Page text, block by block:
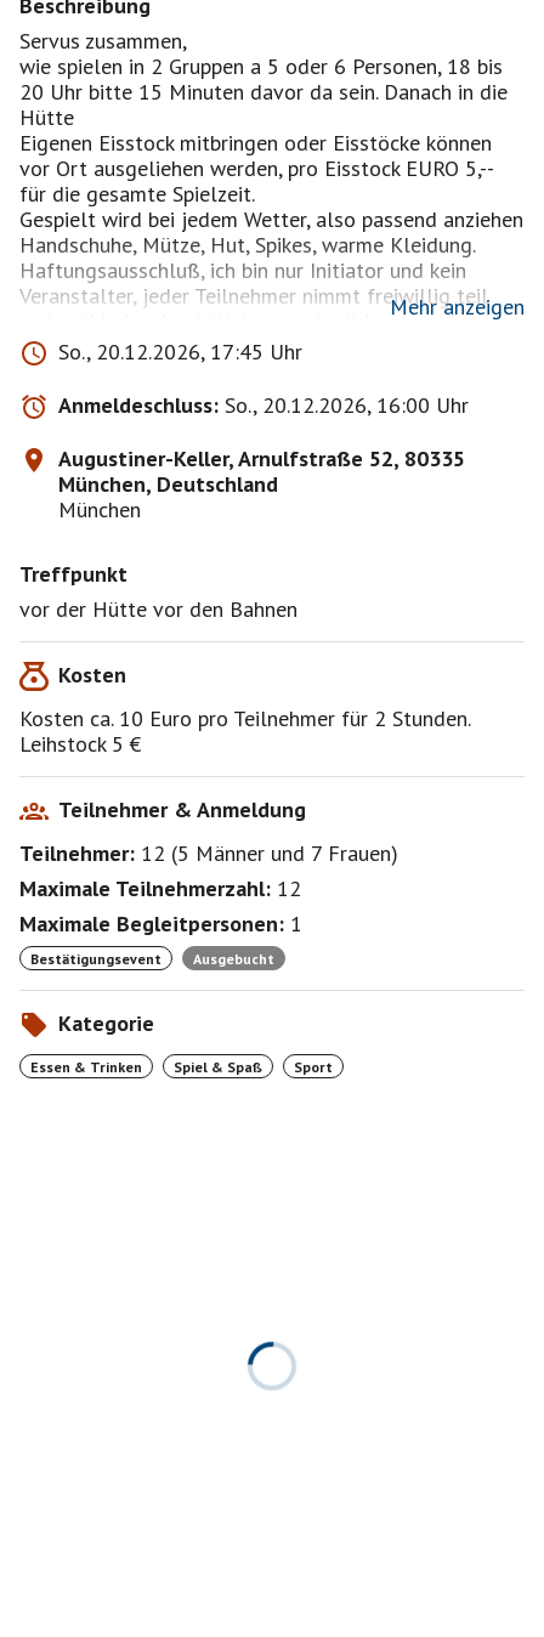
Servus zusammen,
wie spielen in 2 Gruppen a 5 oder 6 Personen, 18 bis
20 Uhr bitte 15 Minuten davor da sein. Danach in die
Hütte
Eigenen Eisstock mitbringen oder Eisstöcke können
vor Ort ausgeliehen werden, pro Eisstock EURO 5,--
für die gesamte Spielzeit.
Gespielt wird bei jedem Wetter, also passend anziehen
Handschuhe, Mütze, Hut, Spikes, warme Kleidung.
Haftungsausschluß, ich bin nur Initiator und kein
Veranstalter, jeder Teilnehmer nimmt freiwillig teil
und entbindet den Initiator von jeglicher Haftung
oder Schadenersatz, egal aus welchem Rechtsgrund
auch immer.
Wer nicht kommt oder sich nicht rechtzeitig 2 Tage
vorher abmeldet bezahlt die 10€,
die Bahn ist reserviert und muß bezahlt werden, bei
weniger Teilnehmer erhöht sich der Betrag
Mehr anzeigen
So., 20.12.2026, 17:45 Uhr
Anmeldeschluss: So., 20.12.2026, 16:00 Uhr
Augustiner-Keller, Arnulfstraße 52, 80335
München, Deutschland
München
Treffpunkt
vor der Hütte vor den Bahnen
Kosten
Kosten ca. 10 Euro pro Teilnehmer für 2 Stunden.
Leihstock 5 €
Teilnehmer & Anmeldung
Teilnehmer: 12 (5 Männer und 7 Frauen)
Maximale Teilnehmerzahl: 12
Maximale Begleitpersonen: 1
Bestätigungsevent Ausgebucht
Kategorie
Essen & Trinken Spiel & Spaß Sport